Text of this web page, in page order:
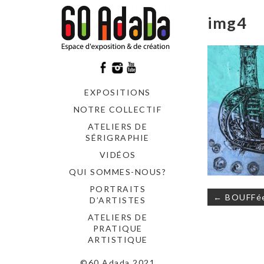
EXPOSITIONS
NOTRE COLLECTIF
ATELIERS DE
SÉRIGRAPHIE
VIDÉOS
QUI SOMMES-NOUS?
PORTRAITS
D’ARTISTES
ATELIERS DE
PRATIQUE
ARTISTIQUE
img4
de
←